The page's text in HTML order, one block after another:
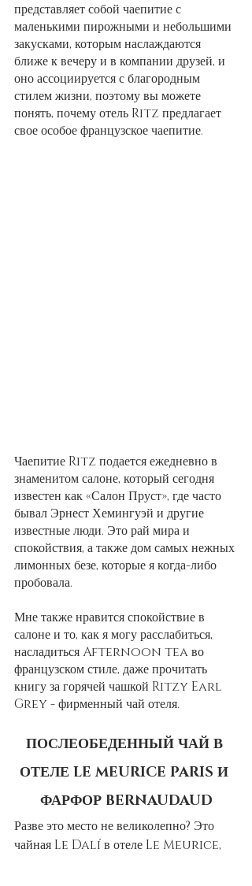
представляет собой чаепитие с
маленькими пирожными и небольшими
закусками, которым наслаждаются
ближе к вечеру и в компании друзей, и
оно ассоциируется с благородным
стилем жизни, поэтому вы можете
понять, почему отель Ritz предлагает
свое особое французское чаепитие.
Чаепитие Ritz подается ежедневно в
знаменитом салоне, который сегодня
известен как «Салон Пруст», где часто
бывал Эрнест Хемингуэй и другие
известные люди. Это рай мира и
спокойствия, а также дом самых нежных
лимонных безе, которые я когда-либо
пробовала.
Мне также нравится спокойствие в
салоне и то, как я могу расслабиться,
насладиться Afternoon tea во
французском стиле, даже прочитать
книгу за горячей чашкой Ritzy Earl
Grey - фирменный чай отеля.
ПОСЛЕОБЕДЕННЫЙ ЧАЙ В
ОТЕЛЕ LE MEURICE PARIS И
ФАРФОР BERNAUDAUD
Разве это место не великолепно? Это
чайная Le Dalí в отеле Le Meurice,